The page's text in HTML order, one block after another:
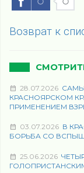
Возврат к
28.07.2026
КРАСНОЯРСКОМ
ПРИМЕНЕНИЕМ
03.07.2026 В
БОРЬБА СО
25.06.2026